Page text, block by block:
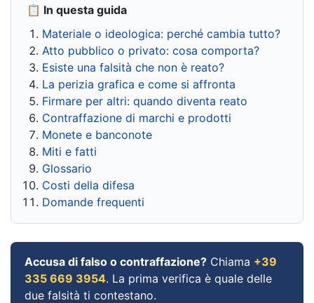
📋 In questa guida
Materiale o ideologica: perché cambia tutto?
Atto pubblico o privato: cosa comporta?
Esiste una falsità che non è reato?
La perizia grafica e come si affronta
Firmare per altri: quando diventa reato
Contraffazione di marchi e prodotti
Monete e banconote
Miti e fatti
Glossario
Costi della difesa
Domande frequenti
Accusa di falso o contraffazione? Chiama +39
335 669 3954. La prima verifica è quale delle
due falsità ti contestano.